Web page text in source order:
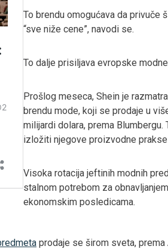
To brendu omogućava da privuče
“sve niže cene”, navodi se.
To dalje prisiljava evropske
Prošlog meseca, Shein je
brendu mode, koji se prodaje u
milijardi dolara, prema Blumbergu.
izložiti njegove proizvodne
Visoka rotacija jeftinih modnih
stalnom potrebom za
ekonomskim posledicama.
prodaje se širom sveta,